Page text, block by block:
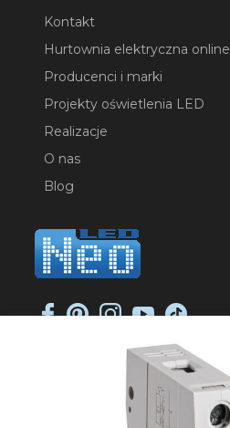
Kontakt
Hurtownia elektryczna online
Producenci i marki
Projekty oświetlenia LED
Realizacje
O nas
Blog
ul. Jana Długosza 2
51-162 Wrocław